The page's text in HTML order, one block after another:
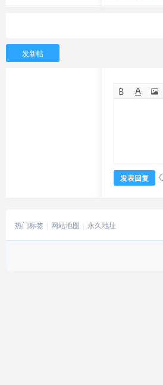
发新帖
发表回复
热门标签 网站地图 永久地址